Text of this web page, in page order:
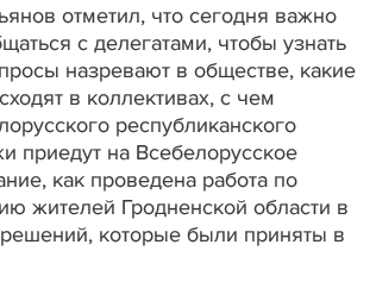
отметил, что сегодня важно
с делегатами, чтобы узнать
назревают в обществе, какие
в коллективах, с чем
республиканского
приедут на Всебелорусское
как проведена работа по
жителей Гродненской области в
которые были приняты в